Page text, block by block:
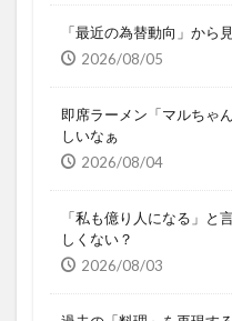
「最近の為替動向」から
2026/08/05
即席ラーメン「マルちゃ
しいなぁ
2026/08/04
「私も億り人になる」と
しくない？
2026/08/03